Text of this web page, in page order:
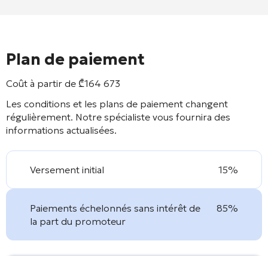
Plan de paiement
Coût à partir de ₾164 673
Les conditions et les plans de paiement changent
régulièrement. Notre spécialiste vous fournira des
informations actualisées.
Versement initial 15%
Paiements échelonnés sans intérêt de
la part du promoteur
85%